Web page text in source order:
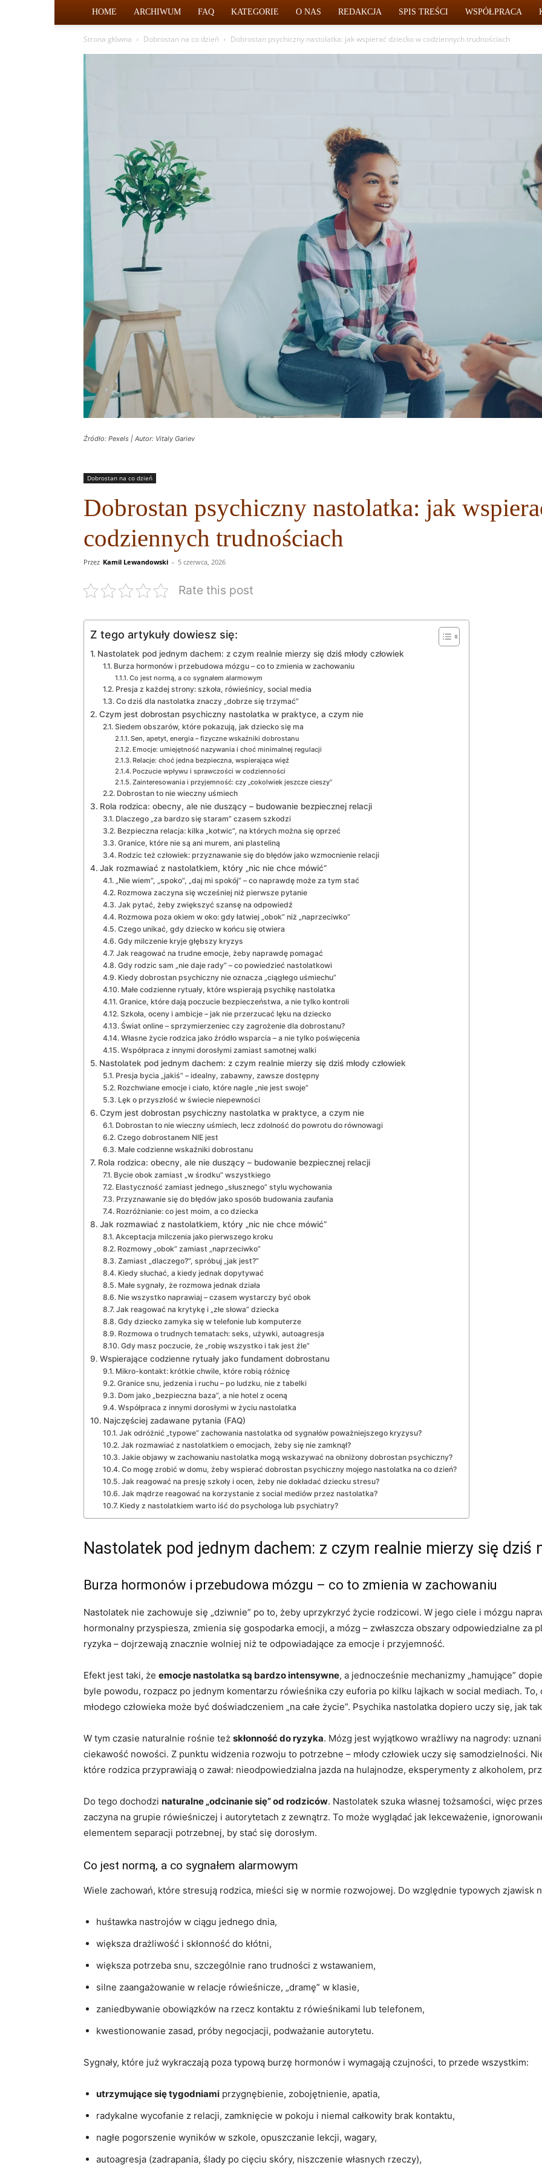
HOME ARCHIWUM FAQ KATEGORIE O NAS REDAKCJA SPIS TREŚCI WSPÓŁPRACA
Strona główna Dobrostan na co dzień Dobrostan psychiczny nastolatka: jak wspierać dziecko w codziennych trudnościach
Źródło: Pexels | Autor: Vitaly Gariev
Dobrostan na co dzień
Dobrostan psychiczny nastolatka: jak
codziennych trudnościach
Przez Kamil Lewandowski - 5 czerwca, 2026
Rate this post
Z tego artykuły dowiesz się:
Nastolatek pod jednym dachem: z czym realnie mierzy się dziś młody człowiek
Burza hormonów i przebudowa mózgu – co to zmienia w zachowaniu
Co jest normą, a co sygnałem alarmowym
Presja z każdej strony: szkoła, rówieśnicy, social media
Co dziś dla nastolatka znaczy „dobrze się trzymać”
Czym jest dobrostan psychiczny nastolatka w praktyce, a czym nie
Siedem obszarów, które pokazują, jak dziecko się ma
Sen, apetyt, energia – fizyczne wskaźniki dobrostanu
Emocje: umiejętność nazywania i choć minimalnej regulacji
Relacje: choć jedna bezpieczna, wspierająca więź
Poczucie wpływu i sprawczości w codzienności
Zainteresowania i przyjemność: czy „cokolwiek jeszcze cieszy”
Dobrostan to nie wieczny uśmiech
Rola rodzica: obecny, ale nie duszący – budowanie bezpiecznej relacji
Dlaczego „za bardzo się staram” czasem szkodzi
Bezpieczna relacja: kilka „kotwic”, na których można się oprzeć
Granice, które nie są ani murem, ani plasteliną
Rodzic też człowiek: przyznawanie się do błędów jako wzmocnienie relacji
Jak rozmawiać z nastolatkiem, który „nic nie chce mówić”
„Nie wiem”, „spoko”, „daj mi spokój” – co naprawdę może za tym stać
Rozmowa zaczyna się wcześniej niż pierwsze pytanie
Jak pytać, żeby zwiększyć szansę na odpowiedź
Rozmowa poza okiem w oko: gdy łatwiej „obok” niż „naprzeciwko”
Czego unikać, gdy dziecko w końcu się otwiera
Gdy milczenie kryje głębszy kryzys
Jak reagować na trudne emocje, żeby naprawdę pomagać
Gdy rodzic sam „nie daje rady” – co powiedzieć nastolatkowi
Kiedy dobrostan psychiczny nie oznacza „ciągłego uśmiechu”
Małe codzienne rytuały, które wspierają psychikę nastolatka
Granice, które dają poczucie bezpieczeństwa, a nie tylko kontroli
Szkoła, oceny i ambicje – jak nie przerzucać lęku na dziecko
Świat online – sprzymierzeniec czy zagrożenie dla dobrostanu?
Własne życie rodzica jako źródło wsparcia – a nie tylko poświęcenia
Współpraca z innymi dorosłymi zamiast samotnej walki
Nastolatek pod jednym dachem: z czym realnie mierzy się dziś młody człowiek
Presja bycia „jakiś” – idealny, zabawny, zawsze dostępny
Rozchwiane emocje i ciało, które nagle „nie jest swoje”
Lęk o przyszłość w świecie niepewności
Czym jest dobrostan psychiczny nastolatka w praktyce, a czym nie
Dobrostan to nie wieczny uśmiech, lecz zdolność do powrotu do równowagi
Czego dobrostanem NIE jest
Małe codzienne wskaźniki dobrostanu
Rola rodzica: obecny, ale nie duszący – budowanie bezpiecznej relacji
Bycie obok zamiast „w środku” wszystkiego
Elastyczność zamiast jednego „słusznego” stylu wychowania
Przyznawanie się do błędów jako sposób budowania zaufania
Rozróżnianie: co jest moim, a co dziecka
Jak rozmawiać z nastolatkiem, który „nic nie chce mówić”
Akceptacja milczenia jako pierwszego kroku
Rozmowy „obok” zamiast „naprzeciwko”
Zamiast „dlaczego?”, spróbuj „jak jest?”
Kiedy słuchać, a kiedy jednak dopytywać
Małe sygnały, że rozmowa jednak działa
Nie wszystko naprawiaj – czasem wystarczy być obok
Jak reagować na krytykę i „złe słowa” dziecka
Gdy dziecko zamyka się w telefonie lub komputerze
Rozmowa o trudnych tematach: seks, używki, autoagresja
Gdy masz poczucie, że „robię wszystko i tak jest źle”
Wspierające codzienne rytuały jako fundament dobrostanu
Mikro-kontakt: krótkie chwile, które robią różnicę
Granice snu, jedzenia i ruchu – po ludzku, nie z tabelki
Dom jako „bezpieczna baza”, a nie hotel z oceną
Współpraca z innymi dorosłymi w życiu nastolatka
Najczęściej zadawane pytania (FAQ)
Jak odróżnić „typowe” zachowania nastolatka od sygnałów poważniejszego kryzysu?
Jak rozmawiać z nastolatkiem o emocjach, żeby się nie zamknął?
Jakie objawy w zachowaniu nastolatka mogą wskazywać na obniżony dobrostan psychiczny?
Co mogę zrobić w domu, żeby wspierać dobrostan psychiczny mojego nastolatka na co dzień?
Jak reagować na presję szkoły i ocen, żeby nie dokładać dziecku stresu?
Jak mądrze reagować na korzystanie z social mediów przez nastolatka?
Kiedy z nastolatkiem warto iść do psychologa lub psychiatry?
Nastolatek pod jednym dachem: z czym realnie mierzy się dziś
Burza hormonów i przebudowa mózgu – co to zmienia w zachowaniu
Nastolatek nie zachowuje się „dziwnie” po to, żeby uprzykrzyć życie rodzicowi. W jego ciele i mózgu
hormonalny przyspiesza, zmienia się gospodarka emocji, a mózg – zwłaszcza obszary odpowiedzialne za
ryzyka – dojrzewają znacznie wolniej niż te odpowiadające za emocje i przyjemność.
Efekt jest taki, że emocje nastolatka są bardzo intensywne, a jednocześnie mechanizmy „hamujące”
byle powodu, rozpacz po jednym komentarzu rówieśnika czy euforia po kilku lajkach w social mediach. To,
młodego człowieka może być doświadczeniem „na całe życie”. Psychika nastolatka dopiero uczy się, jak
W tym czasie naturalnie rośnie też skłonność do ryzyka. Mózg jest wyjątkowo wrażliwy na nagrody:
ciekawość nowości. Z punktu widzenia rozwoju to potrzebne – młody człowiek uczy się samodzielności.
które rodzica przyprawiają o zawał: nieodpowiedzialna jazda na hulajnodze, eksperymenty z alkoholem,
Do tego dochodzi naturalne „odcinanie się” od rodziców. Nastolatek szuka własnej tożsamości, więc
zaczyna na grupie rówieśniczej i autorytetach z zewnątrz. To może wyglądać jak lekceważenie,
elementem separacji potrzebnej, by stać się dorosłym.
Co jest normą, a co sygnałem alarmowym
Wiele zachowań, które stresują rodzica, mieści się w normie rozwojowej. Do względnie typowych zjawisk
huśtawka nastrojów w ciągu jednego dnia,
większa drażliwość i skłonność do kłótni,
większa potrzeba snu, szczególnie rano trudności z wstawaniem,
silne zaangażowanie w relacje rówieśnicze, „dramę” w klasie,
zaniedbywanie obowiązków na rzecz kontaktu z rówieśnikami lub telefonem,
kwestionowanie zasad, próby negocjacji, podważanie autorytetu.
Sygnały, które już wykraczają poza typową burzę hormonów i wymagają czujności, to przede wszystkim:
utrzymujące się tygodniami przygnębienie, zobojętnienie, apatia,
radykalne wycofanie z relacji, zamknięcie w pokoju i niemal całkowity brak kontaktu,
nagłe pogorszenie wyników w szkole, opuszczanie lekcji, wagary,
autoagresja (zadrapania, ślady po cięciu skóry, niszczenie własnych rzeczy),